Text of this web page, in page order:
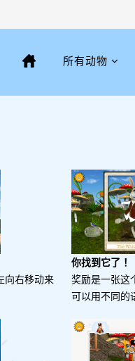
所有动物
向右移动来
你找到它了 ！
奖励是一张这
可以用不同的